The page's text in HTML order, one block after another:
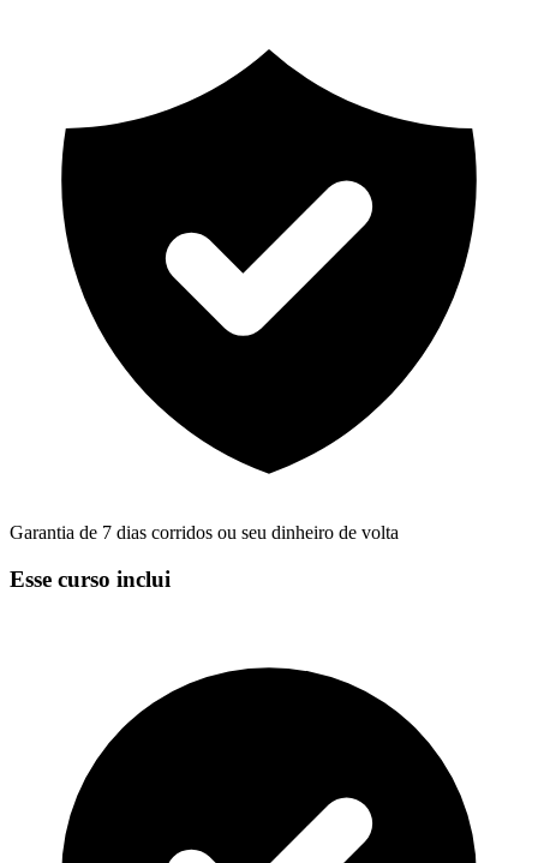
Garantia de 7 dias corridos ou seu dinheiro de volta
Esse curso inclui